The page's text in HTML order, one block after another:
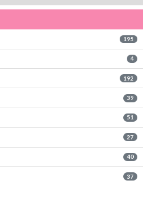
195
4
192
39
51
27
40
37